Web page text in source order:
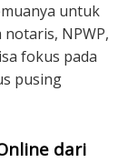
untuk
NPWP,
fokus pada
pusing
dari